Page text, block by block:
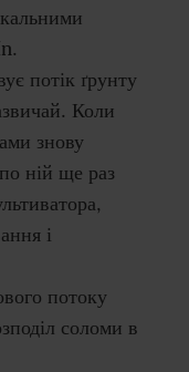
потік ґрунту
Коли
знову
ній ще раз
і
потоку
соломи в